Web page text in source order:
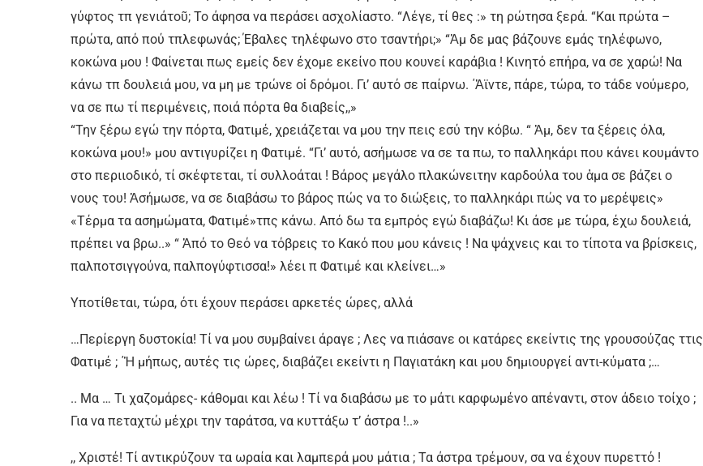
γύφτος τπ γενιάτοῦ; Το άφησα να περάσει ασχολίαστο. “Λέγε, τί θες :» τη ρώτησα ξερά. “Και πρώτα –
πρώτα, από πού τπλεφωνάς; Έβαλες τηλέφωνο στο τσαντήρι;» “Ἀμ δε µας βάζουνε εμάς τηλέφωνο,
κοκώνα µου ! Φαίνεται πως εμείς δεν έχοµε εκείνο που κουνεί καράβια ! Κινητό επήρα, να σε χαρώ! Να
κάνω τπ δουλειά µου, να µη µε τρώνε οἱ δρόµοι. Γι’ αυτό σε παίρνω. ΄Ἀϊντε, πάρε, τώρα, το τάδε νούμερο,
να σε πω τί περιμένεις, ποιά πόρτα θα διαβείς,,»
“Την ξέρω εγώ την πόρτα, Φατιμέ, χρειάζεται να µου την πεις εσύ την κόβω. “ Ἀμ, δεν τα ξέρεις όλα,
κοκώνα μου!» µου αντιγυρίζει η Φατιμέ. “Γι’ αυτό, ασήµωσε να σε τα πω, το παλληκάρι που κάνει κουμάντο
στο περιιοδικό, τί σκέφτεται, τί συλλοάται ! Βάρος µεγάλο πλακώνειτην καρδούλα του ἁµα σε βάζει ο
νους του! Ἀσήμωσε, να σε διαβάσω το βάρος πώς να το διώξεις, το παλληκάρι πώς να το µερέψεις»
«Τέρμα τα ασηµώματα, Φατιμέ»τπς κάνω. Από δω τα εμπρός εγώ διαβάζω! Κι άσε µε τώρα, έχω δουλειά,
πρέπει να βρω..» “ Ἀπό το Θεό να τόβρεις το Κακό που µου κάνεις ! Να ψάχνεις και το τίποτα να βρίσκεις,
παλποτσιγγούνα, παλπογύφτισσα!» λέει π Φατιμέ και κλείνει…»
Υποτίθεται, τώρα, ότι έχουν περάσει αρκετές ώρες, αλλά
…Περίεργη δυστοκία! Τί να µου συμβαίνει άραγε ; Λες να πιάσανε οι κατάρες εκείντις της γρουσούζας ττις
Φατιμέ ; ΄Ἡ μήπως, αυτές τις ώρες, διαβάζει εκείντι η Παγιατάκη και µου δημιουργεί αντι-κύματα ;…
.. Μα … Τι χαζομάρες- κάθομαι και λέω ! Τί να διαβάσω με το µάτι καρφωμένο απέναντι, στον άδειο τοίχο ;
Για να πεταχτώ µέχρι την ταράτσα, να κυττάξω τ’ άστρα !..»
,, Χριστέ! Τί αντικρύζουν τα ωραία και λαμπερά µου µάτια ; Τα άστρα τρέµουν, σα να έχουν πυρεττό !